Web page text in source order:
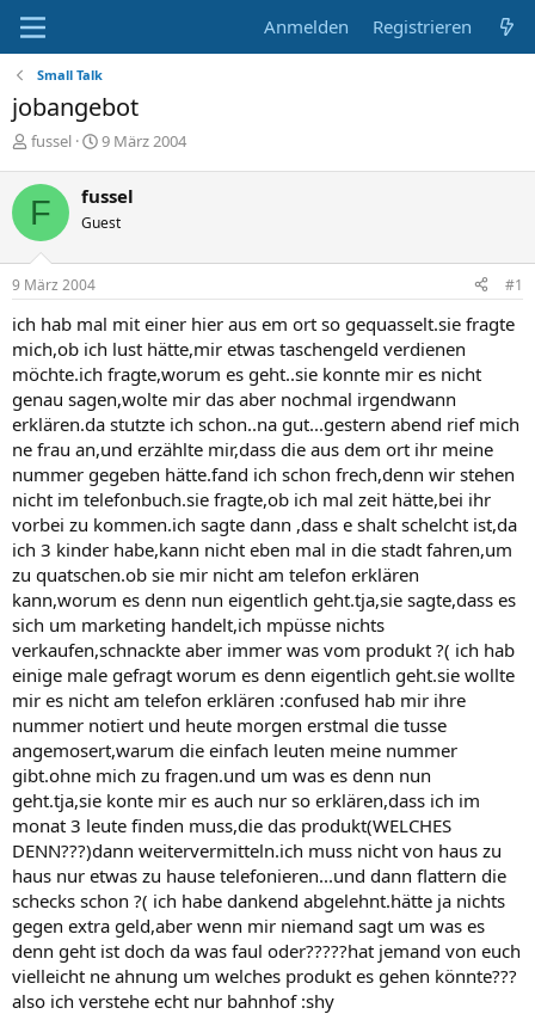
Anmelden Registrieren
Small Talk
jobangebot
E
s
t
e
l
l
e
fussel
E
t
e
l
m
9 März 2004
F fussel
Guest
9 März 2004 #1
ich hab mal mit einer hier aus em ort so gequasselt.sie fragte
mich,ob ich lust hätte,mir etwas taschengeld verdienen
möchte.ich fragte,worum es geht..sie konnte mir es nicht
genau sagen,wolte mir das aber nochmal irgendwann
erklären.da stutzte ich schon..na gut...gestern abend rief mich
ne frau an,und erzählte mir,dass die aus dem ort ihr meine
nummer gegeben hätte.fand ich schon frech,denn wir stehen
nicht im telefonbuch.sie fragte,ob ich mal zeit hätte,bei ihr
vorbei zu kommen.ich sagte dann ,dass e shalt schelcht ist,da
ich 3 kinder habe,kann nicht eben mal in die stadt fahren,um
zu quatschen.ob sie mir nicht am telefon erklären
kann,worum es denn nun eigentlich geht.tja,sie sagte,dass es
sich um marketing handelt,ich mpüsse nichts
verkaufen,schnackte aber immer was vom produkt ?( ich hab
einige male gefragt worum es denn eigentlich geht.sie wollte
mir es nicht am telefon erklären :confused hab mir ihre
nummer notiert und heute morgen erstmal die tusse
angemosert,warum die einfach leuten meine nummer
gibt.ohne mich zu fragen.und um was es denn nun
geht.tja,sie konte mir es auch nur so erklären,dass ich im
monat 3 leute finden muss,die das produkt(WELCHES
DENN???)dann weitervermitteln.ich muss nicht von haus zu
haus nur etwas zu hause telefonieren...und dann flattern die
schecks schon ?( ich habe dankend abgelehnt.hätte ja nichts
gegen extra geld,aber wenn mir niemand sagt um was es
denn geht ist doch da was faul oder?????hat jemand von euch
vielleicht ne ahnung um welches produkt es gehen könnte???
also ich verstehe echt nur bahnhof :shy